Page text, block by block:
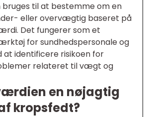
til at bestemme om en
eller overvægtig baseret på
Det fungerer som et
for sundhedspersonale og
identificere risikoen for
relateret til vægt og
en nøjagtig
kropsfedt?